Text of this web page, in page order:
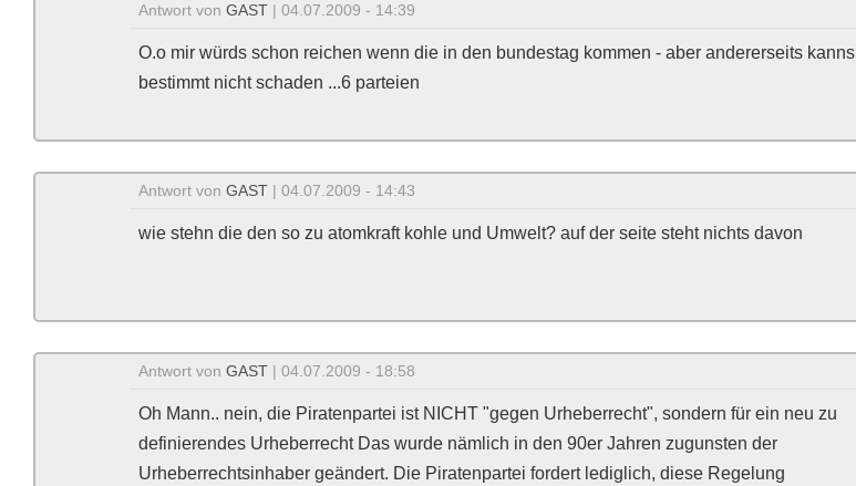
Antwort von GAST | 04.07.2009 - 14:39
O.o mir würds schon reichen wenn die in den bundestag kommen - aber andererseits kanns
bestimmt nicht schaden ...6 parteien
Antwort von GAST | 04.07.2009 - 14:43
wie stehn die den so zu atomkraft kohle und Umwelt? auf der seite steht nichts davon
Antwort von GAST | 04.07.2009 - 18:58
Oh Mann.. nein, die Piratenpartei ist NICHT "gegen Urheberrecht", sondern für ein neu zu
definierendes Urheberrecht Das wurde nämlich in den 90er Jahren zugunsten der
Urheberrechtsinhaber geändert. Die Piratenpartei fordert lediglich, diese Regelung